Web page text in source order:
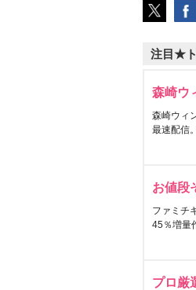
注目★
森崎ウ
森崎ウィ
最速配信
お値段
ファミチ
45％増量
プロ厳